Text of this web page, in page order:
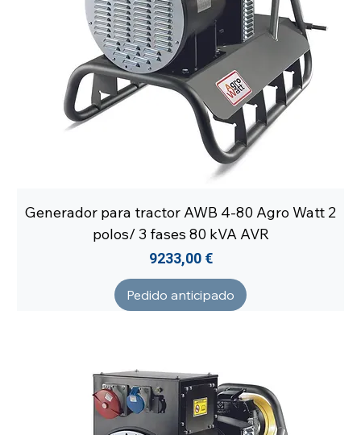
Generador para tractor AWB 4-80 Agro Watt 2
polos/ 3 fases 80 kVA AVR
Precio
9233,00 €
Pedido anticipado